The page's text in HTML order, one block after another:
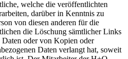
welche die veröffentlichten
darüber in Kenntnis zu
von diesen anderen für die
die Löschung sämtlicher Links
Daten oder von Kopien oder
Daten verlangt hat, soweit